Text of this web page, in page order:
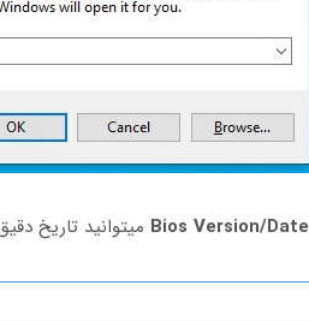
Bios Version/Date میتوانید تاریخ